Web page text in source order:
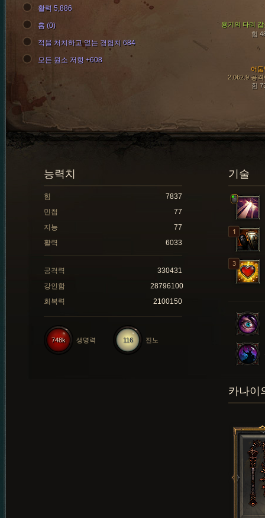
용기의 다리 갑
힘
어둠
2,062.9 공격
힘
활력 5,886
홈 (0)
적을 처치하고 얻는 경험치 684
모든 원소 저항 +608
기술
능력치
힘
7837
민첩
77
지능
77
활력
6033
공격력
330431
강인함
28796100
회복력
2100150
116 진노
748k 생명력
카나이